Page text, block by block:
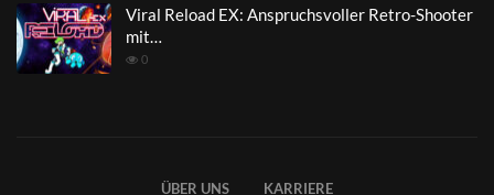
Viral Reload EX: Anspruchsvoller Retro-Shooter
mit…
0
ÜBER UNS KARRIERE